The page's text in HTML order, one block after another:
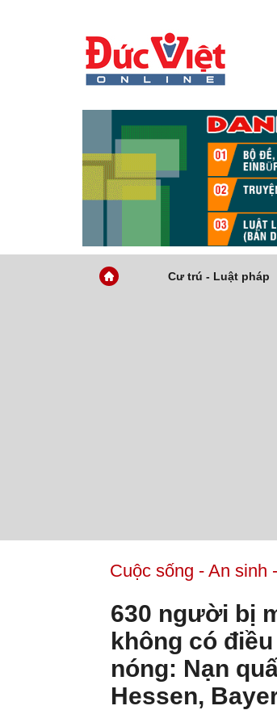
Cư trú - Luật pháp
Cuộc sống - An sinh
630 người bị
không có
nóng: Nạn
Hessen,